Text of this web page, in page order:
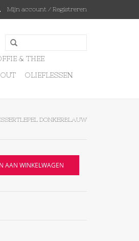
Mijn account / Registreren
& THEE
OLIEFLESSEN
DONKERBLAUW
AAN WINKELWAGEN